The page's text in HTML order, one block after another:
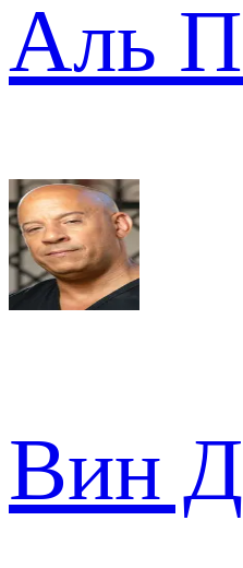
Аль
Вин